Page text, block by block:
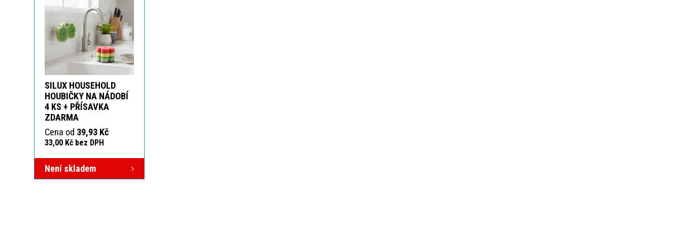
SILUX HOUSEHOLD
HOUBIČKY NA NÁDOBÍ
4 KS + PŘÍSAVKA
ZDARMA
Cena od 39,93 Kč
33,00 Kč bez DPH
Není skladem